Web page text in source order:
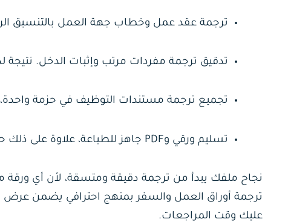
ترجمة عقد عمل وخطاب جهة العمل بالتنسيق
تدقيق ترجمة مفردات مرتب وإثبات الدخل.
تجميع ترجمة مستندات التوظيف في حزمة واحدة،
تسليم ورقي وPDF جاهز للطباعة، علاوة على ذلك حفظ نسخة لتحديثات لاحقة عند الحاجة.
نجاح ملفك يبدأ من ترجمة دقيقة ومتسقة، لأن أي
ترجمة أوراق العمل والسفر بمنهج احترافي يضمن عرض
عليك وقت المراجعات.